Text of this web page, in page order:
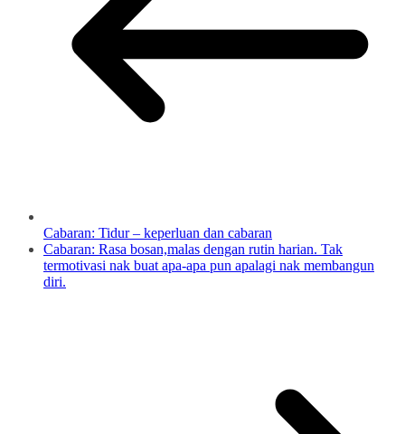
Cabaran: Tidur – keperluan dan cabaran
Cabaran: Rasa bosan,malas dengan rutin harian. Tak
termotivasi nak buat apa-apa pun apalagi nak membangun
diri.